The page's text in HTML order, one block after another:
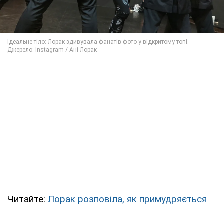
Читайте: Лорак розповіла, як примудряється